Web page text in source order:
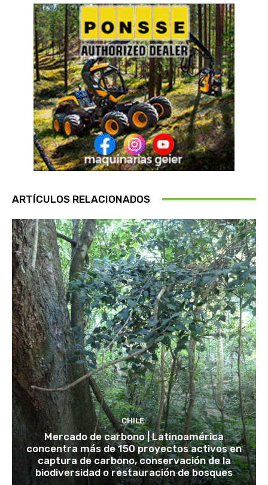
ARTÍCULOS RELACIONADOS
CHILE
Mercado de carbono | Latinoamérica
concentra más de 150 proyectos activos en
captura de carbono, conservación de la
biodiversidad o restauración de bosques